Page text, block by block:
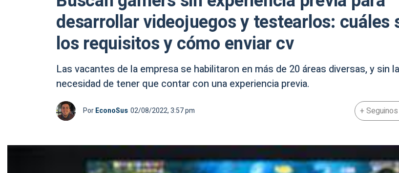
desarrollar videojuegos y testearlos: cuáles
los requisitos y cómo enviar cv
Las vacantes de la empresa se habilitaron en más de 20 áreas diversas, y sin la
necesidad de tener que contar con una experiencia previa.
PorEconoSus 02/08/2022, 3:57 pm +